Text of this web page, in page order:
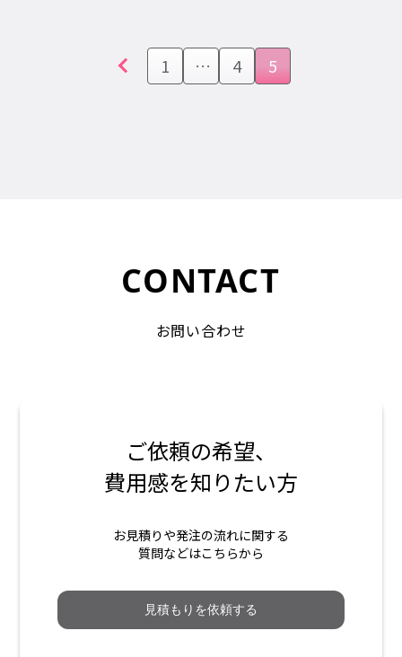
前へ
1 … 4 5
CONTACT
お問い合わせ
ご依頼の希望、
費用感を知りたい方
お見積りや発注の流れに関する
質問などはこちらから
見積もりを依頼する